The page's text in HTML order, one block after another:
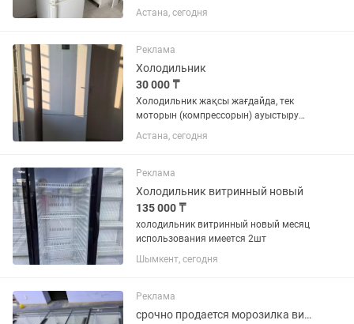
в отличном состоянии, всё работает
исправно. К ремонту не подвергался
Стиральная Машина!
Астана, сегодня
Реклама
Холодильник
30 000 ₸
Холодильник жақсы жағдайда, тек
моторын (компрессорын) ауыстыру
қажет, қазіргі уақытта жұмыс
істемейді. Моторын ауыстырсаңыз, өте
30 000 тг 🚚 Доставка жоқ, алып...
Астана, сегодня
Реклама
Холодильник витринный новый
135 000 ₸
холодильник витринный новый месяц
использования имеется 2шт
Шымкент, сегодня
Реклама
срочно продается морозилка витринный